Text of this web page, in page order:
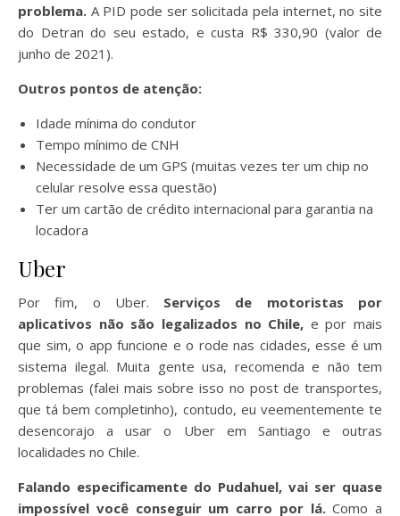
problema. A PID pode ser solicitada pela internet, no site
do Detran do seu estado, e custa R$ 330,90 (valor de
junho de 2021).
Outros pontos de atenção:
Idade mínima do condutor
Tempo mínimo de CNH
Necessidade de um GPS (muitas vezes ter um chip no
celular resolve essa questão)
Ter um cartão de crédito internacional para garantia na
locadora
Uber
Por fim, o Uber. Serviços de motoristas por
aplicativos não são legalizados no Chile, e por mais
que sim, o app funcione e o rode nas cidades, esse é um
sistema ilegal. Muita gente usa, recomenda e não tem
problemas (falei mais sobre isso no post de transportes,
que tá bem completinho), contudo, eu veementemente te
desencorajo a usar o Uber em Santiago e outras
localidades no Chile.
Falando especificamente do Pudahuel, vai ser quase
impossível você conseguir um carro por lá.Como a